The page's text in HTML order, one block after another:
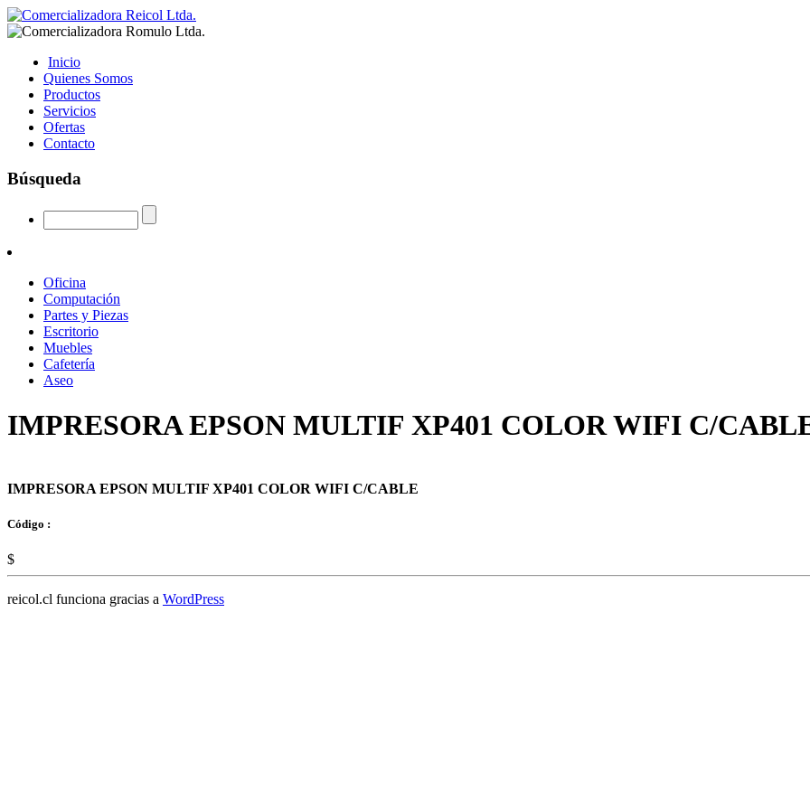
Inicio
Quienes Somos
Productos
Servicios
Ofertas
Contacto
Búsqueda
Oficina
Computación
Partes y Piezas
Escritorio
Muebles
Cafetería
Aseo
IMPRESORA EPSON MULTIF XP401 COLOR WIFI C/
IMPRESORA EPSON MULTIF XP401 COLOR WIFI C/CABLE
Código :
$
reicol.cl funciona gracias a WordPress